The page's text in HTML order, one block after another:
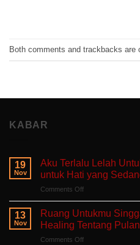
Both comments and trackbacks are
KABAR
19
Nov
Aku Terlalu Lelah
untuk Hati yang
Comments Offon
Terlalu
Untuk
Mengeluh:
13
Nov
Ruang Untukmu
Healing Tentang
Comments Offon